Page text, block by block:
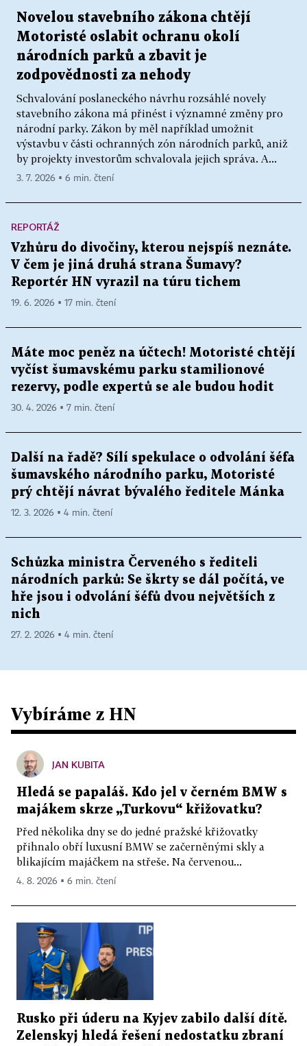
Novelou stavebního zákona chtějí
Motoristé oslabit ochranu okolí
národních parků a zbavit je
zodpovědnosti za nehody
Schvalování poslaneckého návrhu rozsáhlé novely
stavebního zákona má přinést i významné změny pro
národní parky. Zákon by měl například umožnit
výstavbu v části ochranných zón národních parků, aniž
by projekty investorům schvalovala jejich správa. A...
3. 7. 2026 ▪ 6 min. čtení
REPORTÁŽ
Vzhůru do divočiny, kterou nejspíš neznáte.
V čem je jiná druhá strana Šumavy?
Reportér HN vyrazil na túru tichem
19. 6. 2026 ▪ 17 min. čtení
Máte moc peněz na účtech! Motoristé chtějí
vyčíst šumavskému parku stamilionové
rezervy, podle expertů se ale budou hodit
30. 4. 2026 ▪ 7 min. čtení
Další na řadě? Sílí spekulace o odvolání šéfa
šumavského národního parku, Motoristé
prý chtějí návrat bývalého ředitele Mánka
12. 3. 2026 ▪ 4 min. čtení
Schůzka ministra Červeného s řediteli
národních parků: Se škrty se dál počítá, ve
hře jsou i odvolání šéfů dvou největších z
nich
27. 2. 2026 ▪ 4 min. čtení
Vybíráme z HN
JAN KUBITA
Hledá se papaláš. Kdo jel v černém BMW s
majákem skrze „Turkovu“ křižovatku?
Před několika dny se do jedné pražské křižovatky
přihnalo obří luxusní BMW se začerněnými skly a
blikajícím majáčkem na střeše. Na červenou...
4. 8. 2026 ▪ 6 min. čtení
Rusko při úderu na Kyjev zabilo další dítě.
Zelenskyj hledá řešení nedostatku zbraní